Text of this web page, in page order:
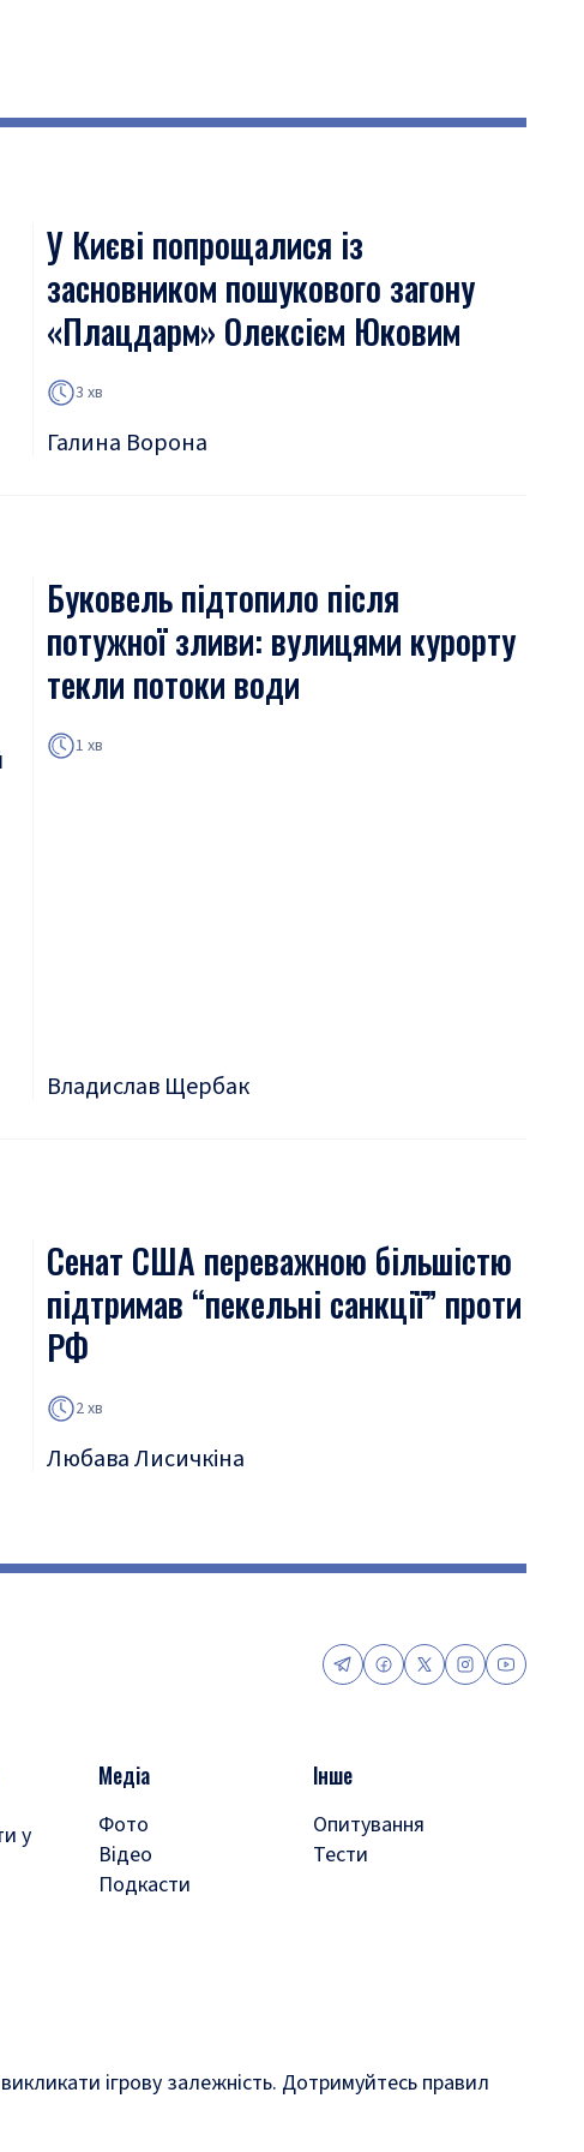
У Києві попрощалися із
засновником пошукового загону
«Плацдарм» Олексієм Юковим
3 хв
Галина Ворона
Буковель підтопило після
потужної зливи: вулицями курорту
текли потоки води
1 хв
Владислав Щербак
Сенат США переважною більшістю
підтримав “пекельні санкції” проти
РФ
2 хв
Любава Лисичкіна
у
Медіа
Фото
Відео
Подкасти
Інше
Опитування
Тести
ігрову залежність. Дотримуйтесь правил